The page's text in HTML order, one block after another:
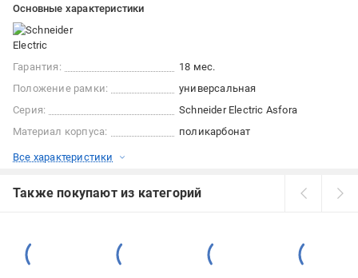
Основные характеристики
Гарантия:
18 мес.
Положение рамки:
универсальная
Серия:
Schneider Electric Asfora
Материал корпуса:
поликарбонат
Все характеристики
Также покупают из категорий